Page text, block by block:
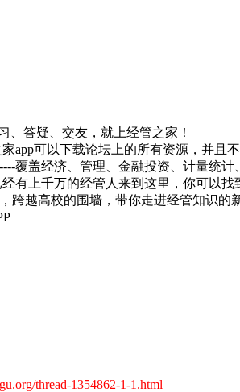
、答疑、交友，就上经管之家！
app可以下载论坛上的所有资源，并且
覆盖经济、管理、金融投资、计量统
有上千万的经管人来到这里，你可以找
跨越高校的围墙，带你走进经管知识的
thread-1354862-1-1.html